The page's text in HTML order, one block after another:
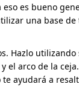
es bueno
una base
Hazlo
el arco de la
ayudará a